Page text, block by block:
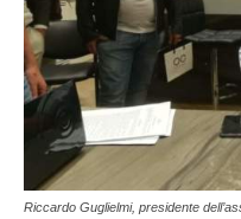
Riccardo Guglielmi, presidente